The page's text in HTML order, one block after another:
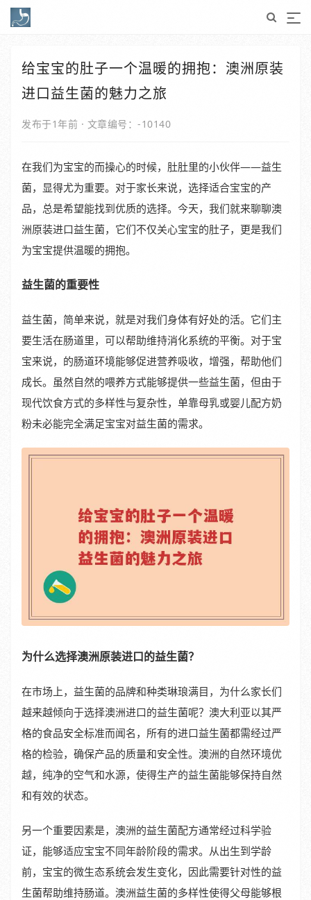
给宝宝的肚子一个温暖的拥抱：澳洲原装
进口益生菌的魅力之旅
发布于1年前 · 文章编号：-10140
在我们为宝宝的而操心的时候，肚肚里的小伙伴——益生
菌，显得尤为重要。对于家长来说，选择适合宝宝的产
品，总是希望能找到优质的选择。今天，我们就来聊聊澳
洲原装进口益生菌，它们不仅关心宝宝的肚子，更是我们
为宝宝提供温暖的拥抱。
益生菌的重要性
益生菌，简单来说，就是对我们身体有好处的活。它们主
要生活在肠道里，可以帮助维持消化系统的平衡。对于宝
宝来说，的肠道环境能够促进营养吸收，增强，帮助他们
成长。虽然自然的喂养方式能够提供一些益生菌，但由于
现代饮食方式的多样性与复杂性，单靠母乳或婴儿配方奶
粉未必能完全满足宝宝对益生菌的需求。
为什么选择澳洲原装进口的益生菌？
在市场上，益生菌的品牌和种类琳琅满目，为什么家长们
越来越倾向于选择澳洲进口的益生菌呢？澳大利亚以其严
格的食品安全标准而闻名，所有的进口益生菌都需经过严
格的检验，确保产品的质量和安全性。澳洲的自然环境优
越，纯净的空气和水源，使得生产的益生菌能够保持自然
和有效的状态。
另一个重要因素是，澳洲的益生菌配方通常经过科学验
证，能够适应宝宝不同年龄阶段的需求。从出生到学龄
前，宝宝的微生态系统会发生变化，因此需要针对性的益
生菌帮助维持肠道。澳洲益生菌的多样性使得父母能够根